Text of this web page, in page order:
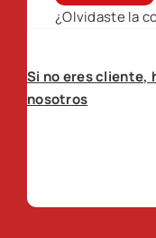
¿Olvidaste la
Si no eres cliente,
nosotros